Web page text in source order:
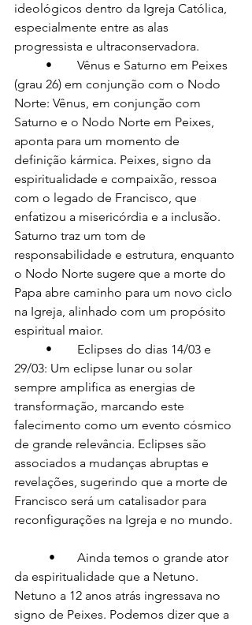
ideológicos dentro da Igreja Católica,
especialmente entre as alas
progressista e ultraconservadora.
(grau 26) em conjunção com o Nodo
Norte: Vênus, em conjunção com
Saturno e o Nodo Norte em Peixes,
aponta para um momento de
definição kármica. Peixes, signo da
espiritualidade e compaixão, ressoa
com o legado de Francisco, que
enfatizou a misericórdia e a inclusão.
Saturno traz um tom de
responsabilidade e estrutura, enquanto
o Nodo Norte sugere que a morte do
Papa abre caminho para um novo ciclo
na Igreja, alinhado com um propósito
espiritual maior.
29/03: Um eclipse lunar ou solar
sempre amplifica as energias de
transformação, marcando este
falecimento como um evento cósmico
de grande relevância. Eclipses são
associados a mudanças abruptas e
revelações, sugerindo que a morte de
Francisco será um catalisador para
reconfigurações na Igreja e no mundo.
da espiritualidade que a Netuno.
Netuno a 12 anos atrás ingressava no
signo de Peixes. Podemos dizer que a